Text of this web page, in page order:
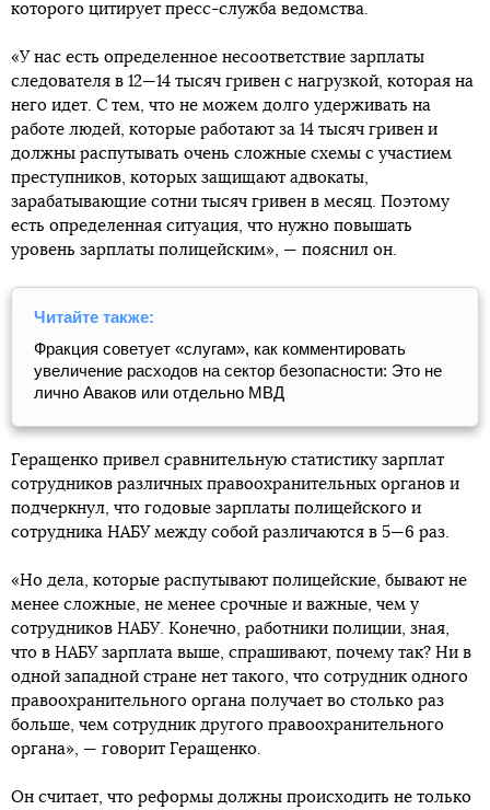
которого цитирует пресс-служба ведомства.
«У нас есть определенное несоответствие зарплаты
следователя в 12—14 тысяч гривен с нагрузкой, которая на
него идет. С тем, что не можем долго удерживать на
работе людей, которые работают за 14 тысяч гривен и
должны распутывать очень сложные схемы с участием
преступников, которых защищают адвокаты,
зарабатывающие сотни тысяч гривен в месяц. Поэтому
есть определенная ситуация, что нужно повышать
уровень зарплаты полицейским», — пояснил он.
Читайте также:
Фракция советует «слугам», как комментировать
увеличение расходов на сектор безопасности: Это не
лично Аваков или отдельно МВД
Геращенко привел сравнительную статистику зарплат
сотрудников различных правоохранительных органов и
подчеркнул, что годовые зарплаты полицейского и
сотрудника НАБУ между собой различаются в 5—6 раз.
«Но дела, которые распутывают полицейские, бывают не
менее сложные, не менее срочные и важные, чем у
сотрудников НАБУ. Конечно, работники полиции, зная,
что в НАБУ зарплата выше, спрашивают, почему так? Ни в
одной западной стране нет такого, что сотрудник одного
правоохранительного органа получает во столько раз
больше, чем сотрудник другого правоохранительного
органа», — говорит Геращенко.
Он считает, что реформы должны происходить не только